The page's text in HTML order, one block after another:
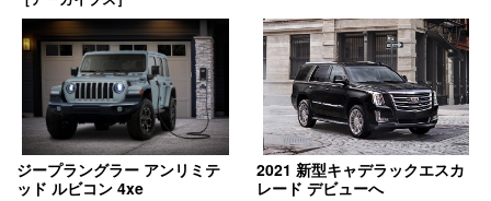
ジープラングラー アンリミテ
ッド ルビコン 4xe
2021 新型キャデラックエスカ
レード デビューへ